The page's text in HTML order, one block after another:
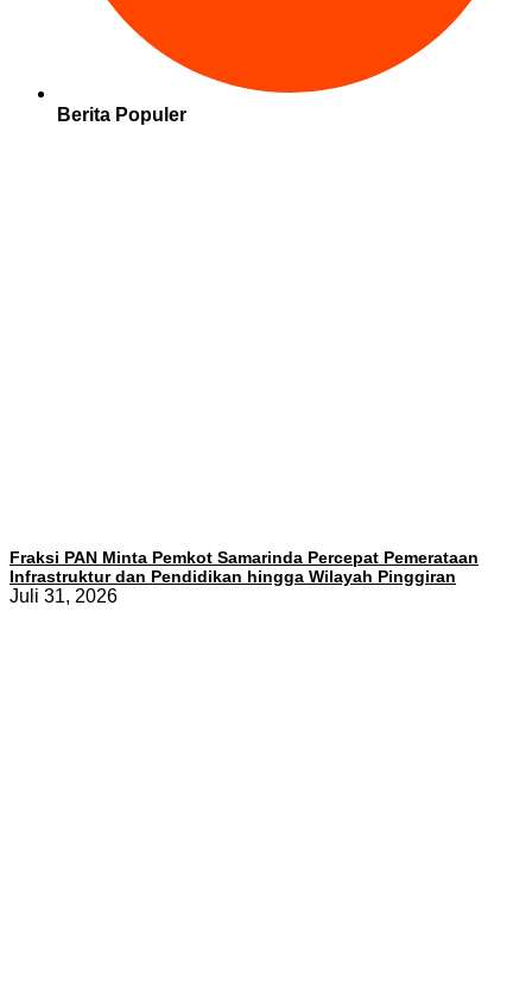
Berita Populer
Fraksi PAN Minta Pemkot Samarinda Percepat Pemerataan
Infrastruktur dan Pendidikan hingga Wilayah Pinggiran
Juli 31, 2026